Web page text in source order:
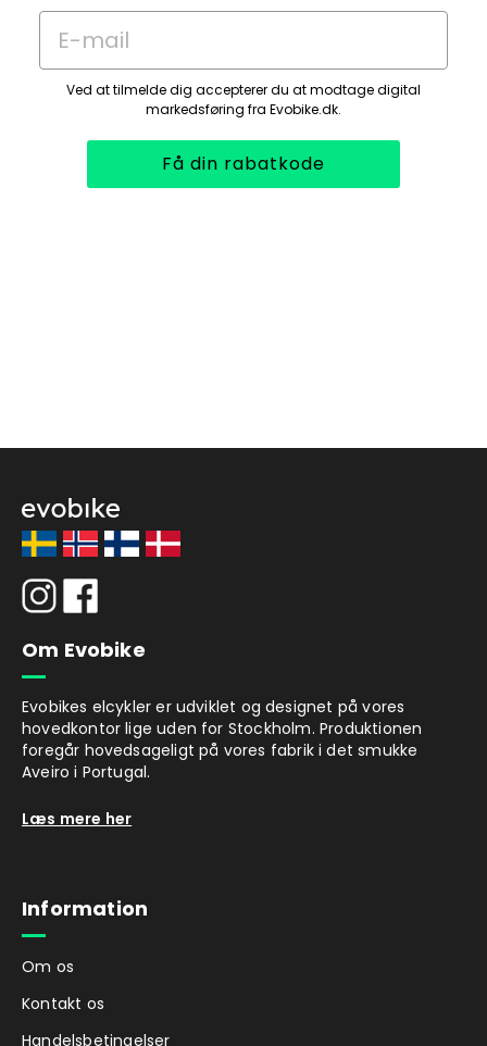
E-mail
Ved at tilmelde dig accepterer du at modtage digital
markedsføring fra Evobike.dk.
Få din rabatkode
Om Evobike
Evobikes elcykler er udviklet og designet på vores
hovedkontor lige uden for Stockholm. Produktionen
foregår hovedsageligt på vores fabrik i det smukke
Aveiro i Portugal.
Læs mere her
Information
Om os
Kontakt os
Handelsbetingelser